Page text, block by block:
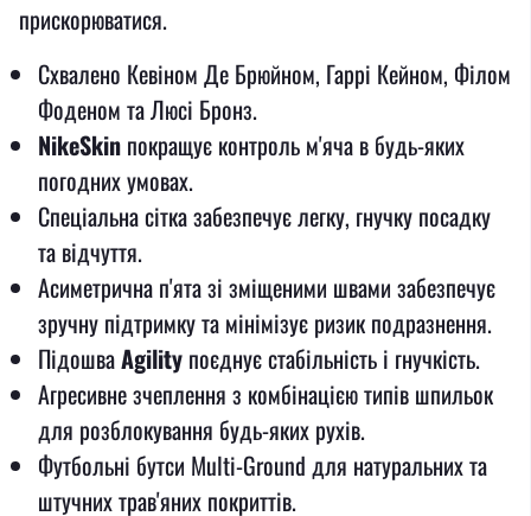
прискорюватися.
Схвалено Кевіном Де Брюйном, Гаррі Кейном, Філом
Фоденом та Люсі Бронз.
NikeSkin покращує контроль м'яча в будь-яких
погодних умовах.
Спеціальна сітка забезпечує легку, гнучку посадку
та відчуття.
Асиметрична п'ята зі зміщеними швами забезпечує
зручну підтримку та мінімізує ризик подразнення.
ПідошваAgility поєднує стабільність і гнучкість.
Агресивне зчеплення з комбінацією типів шпильок
для розблокування будь-яких рухів.
Футбольні бутси Multi-Ground для натуральних та
штучних трав'яних покриттів.